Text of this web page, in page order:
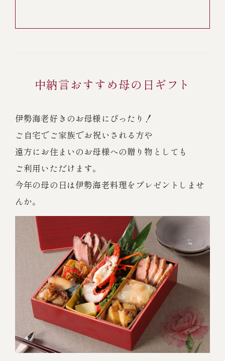
全商品一覧
常温商品一覧
伊勢海老料理一覧
季節限定商品
ご利用ガイド
中納言おすすめ母の日ギフト
伊勢海老好きのお母様にぴったり！
ご自宅でご家族でお祝いされる方や
遠方にお住まいのお母様への贈り物としても
ご利用いただけます。
今年の母の日は伊勢海老料理をプレゼントしませ
んか。